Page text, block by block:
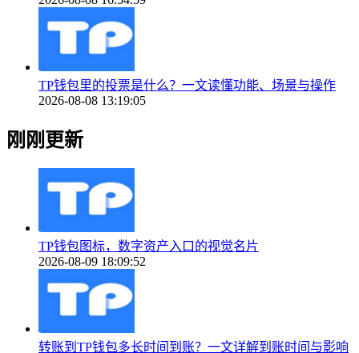
TP钱包里的投票是什么？一文读懂功能、场景与操作
2026-08-08 13:19:05
刚刚更新
TP钱包图标，数字资产入口的视觉名片
2026-08-09 18:09:52
转账到TP钱包多长时间到账？一文详解到账时间与影响